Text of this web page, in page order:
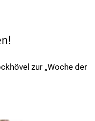
zur „Woche der